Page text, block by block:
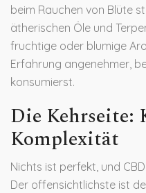
beim Rauchen von Blüte
ätherischen Öle und
fruchtige oder blumige
Erfahrung angenehmer,
konsumierst.
Die Kehrseite:
Komplexität
Nichts ist perfekt, und
Der offensichtlichste ist